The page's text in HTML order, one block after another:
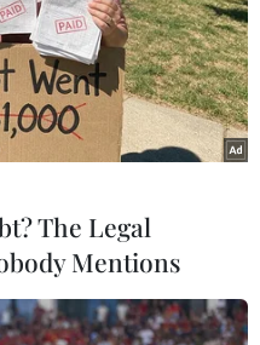
Lam/Vietnam+)
The Legal
Mentions